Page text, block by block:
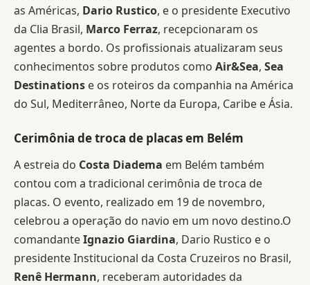
as Américas, Dario Rustico, e o presidente Executivo
da Clia Brasil, Marco Ferraz, recepcionaram os
agentes a bordo. Os profissionais atualizaram seus
conhecimentos sobre produtos como Air&Sea, Sea
Destinations e os roteiros da companhia na América
do Sul, Mediterrâneo, Norte da Europa, Caribe e Ásia.
Cerimônia de troca de placas em Belém
A estreia do Costa Diadema em Belém também
contou com a tradicional cerimônia de troca de
placas. O evento, realizado em 19 de novembro,
celebrou a operação do navio em um novo destino.O
comandanteIgnazio Giardina, Dario Rustico e o
presidente Institucional da Costa Cruzeiros no Brasil,
Renê Hermann, receberam autoridades da